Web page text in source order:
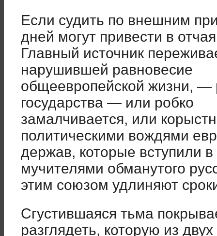
Если судить по внешним
дней могут привести в
Главный источник
нарушившей равновесие
общеевропейской жизни, —
государства — или робко
замалчивается, или
политическими вождями
держав, которые вступили
мучителями обманутого
этим союзом удлиняют
Сгустившаяся тьма
разглядеть, которую из